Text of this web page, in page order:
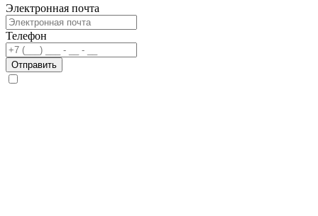
Электронная почта
Телефон
Отправить